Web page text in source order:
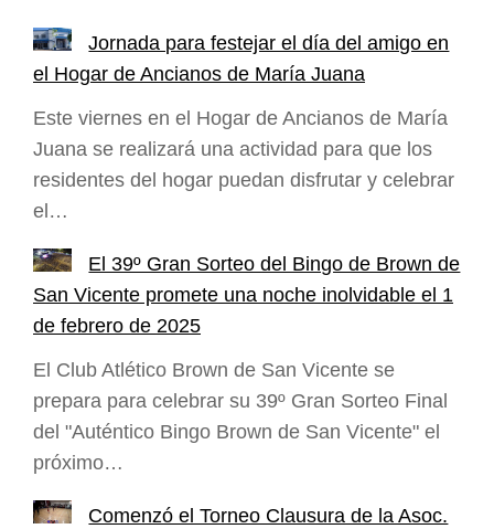
Jornada para festejar el día del amigo en
el Hogar de Ancianos de María Juana
Este viernes en el Hogar de Ancianos de María
Juana se realizará una actividad para que los
residentes del hogar puedan disfrutar y celebrar
el…
El 39º Gran Sorteo del Bingo de Brown de
San Vicente promete una noche inolvidable el 1
de febrero de 2025
El Club Atlético Brown de San Vicente se
prepara para celebrar su 39º Gran Sorteo Final
del "Auténtico Bingo Brown de San Vicente" el
próximo…
Comenzó el Torneo Clausura de la Asoc.